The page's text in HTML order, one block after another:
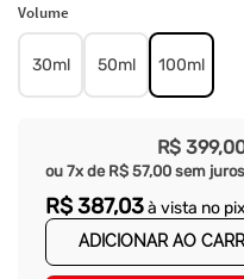
Volume
30ml 50ml 100ml
R$ 399,
ou 7x de R$ 57,00 sem juros
R$387,03à vista no pix
ADICIONAR AO